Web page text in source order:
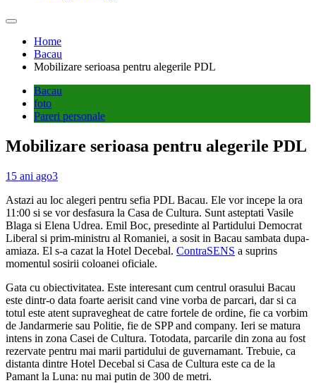
Home
Bacau
Mobilizare serioasa pentru alegerile PDL
Bacau
foto
Pareri personale
Mobilizare serioasa pentru alegerile PDL
15 ani ago3
Astazi au loc alegeri pentru sefia PDL Bacau. Ele vor incepe la ora
11:00 si se vor desfasura la Casa de Cultura. Sunt asteptati Vasile
Blaga si Elena Udrea. Emil Boc, presedinte al Partidului Democrat
Liberal si prim-ministru al Romaniei, a sosit in Bacau sambata dupa-
amiaza. El s-a cazat la Hotel Decebal. ContraSENS a suprins
momentul sosirii coloanei oficiale.
Gata cu obiectivitatea. Este interesant cum centrul orasului Bacau
este dintr-o data foarte aerisit cand vine vorba de parcari, dar si ca
totul este atent supravegheat de catre fortele de ordine, fie ca vorbim
de Jandarmerie sau Politie, fie de SPP and company. Ieri se matura
intens in zona Casei de Cultura. Totodata, parcarile din zona au fost
rezervate pentru mai marii partidului de guvernamant. Trebuie, ca
distanta dintre Hotel Decebal si Casa de Cultura este ca de la
Pamant la Luna: nu mai putin de 300 de metri.